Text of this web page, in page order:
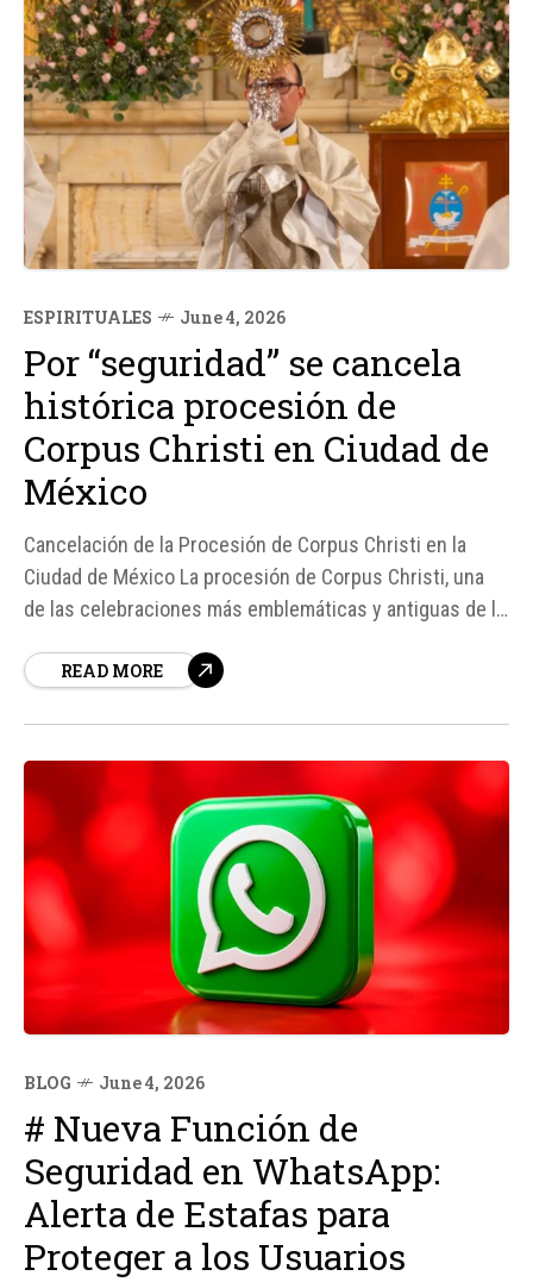
ESPIRITUALES June 4, 2026
Por “seguridad” se cancela
histórica procesión de
Corpus Christi en Ciudad de
México
Cancelación de la Procesión de Corpus Christi en la
Ciudad de México La procesión de Corpus Christi, una
de las celebraciones más emblemáticas y antiguas de la
debido a preocupaciones de seguridad en el Centro
READ MORE
BLOG June 4, 2026
# Nueva Función de
Seguridad en WhatsApp:
Alerta de Estafas para
Proteger a los Usuarios